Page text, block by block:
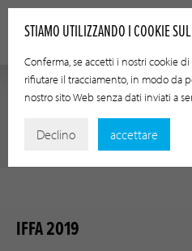
EVENTI
IFFA 2019
STIAMO UTILIZZANDO I COOKIE
Conferma, se accetti i nostri cookie
rifiutare il tracciamento, in modo da
nostro sito Web senza dati inviati a
Declino accettare